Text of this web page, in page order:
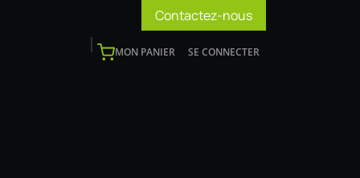
Contactez-nous
MON PANIER SE CONNECTER